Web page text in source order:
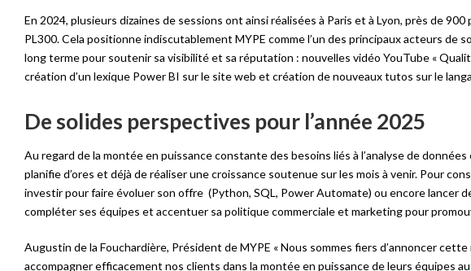
En 2024, plusieurs dizaines de sessions ont ainsi réalisées à Paris et à Lyon, près de
PL300. Cela positionne indiscutablement MYPE comme l’un des principaux acteurs de
long terme pour soutenir sa visibilité et sa réputation : nouvelles vidéo YouTube «
création d’un lexique Power BI sur le site web et création de nouveaux tutos sur le
De solides perspectives pour l’année 2025
Au regard de la montée en puissance constante des besoins liés à l’analyse de
planifie d’ores et déjà de réaliser une croissance soutenue sur les mois à venir. Pour
investir pour faire évoluer son offre (Python, SQL, Power Automate) ou encore lancer
compléter ses équipes et accentuer sa politique commerciale et marketing pour
Augustin de la Fouchardière, Président de MYPE « Nous sommes fiers d’annoncer
accompagner efficacement nos clients dans la montée en puissance de leurs équipes